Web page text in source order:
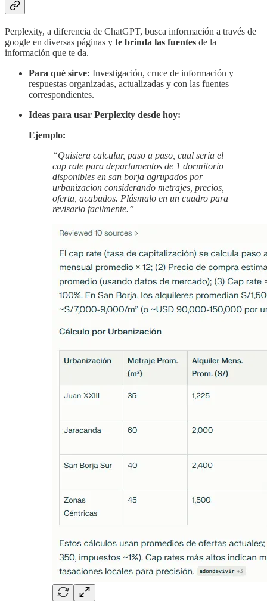
Perplexity, a diferencia de ChatGPT, busca información a través de
google en diversas páginas y te brinda las fuentes de la
información que te da.
Para qué sirve: Investigación, cruce de información y
respuestas organizadas, actualizadas y con las fuentes
correspondientes.
Ideas para usar Perplexity desde hoy:
Ejemplo:
“Quisiera calcular, paso a paso, cual seria el
cap rate para departamentos de 1 dormitorio
disponibles en san borja agrupados por
urbanizacion considerando metrajes, precios,
oferta, acabados. Plásmalo en un cuadro para
revisarlo facilmente.”